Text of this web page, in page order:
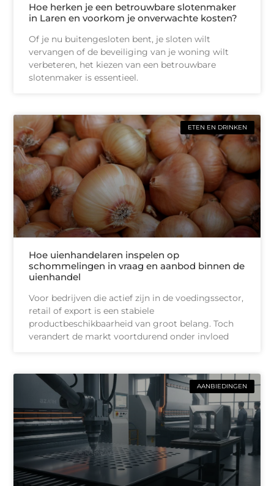
Hoe herken je een betrouwbare slotenmaker
in Laren en voorkom je onverwachte kosten?
Of je nu buitengesloten bent, je sloten wilt
vervangen of de beveiliging van je woning wilt
verbeteren, het kiezen van een betrouwbare
slotenmaker is essentieel.
ETEN EN DRINKEN
Hoe uienhandelaren inspelen op
schommelingen in vraag en aanbod binnen de
uienhandel
Voor bedrijven die actief zijn in de voedingssector,
retail of export is een stabiele
productbeschikbaarheid van groot belang. Toch
verandert de markt voortdurend onder invloed
AANBIEDINGEN